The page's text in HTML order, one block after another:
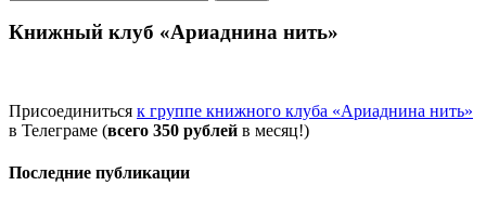
Книжный клуб «Ариаднина нить»
Присоединиться к группе книжного клуба «Ариаднина нить»
в Телеграме (всего 350 рублей в месяц!)
Последние публикации